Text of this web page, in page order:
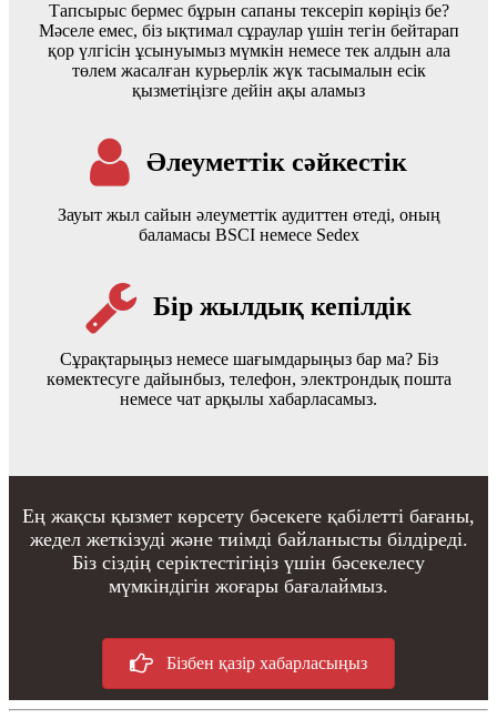
Тапсырыс бермес бұрын сапаны тексеріп көріңіз бе?
Мәселе емес, біз ықтимал сұраулар үшін тегін бейтарап
қор үлгісін ұсынуымыз мүмкін немесе тек алдын ала
төлем жасалған курьерлік жүк тасымалын есік
қызметіңізге дейін ақы аламыз
Әлеуметтік сәйкестік
Зауыт жыл сайын әлеуметтік аудиттен өтеді, оның
баламасы BSCI немесе Sedex
Бір жылдық кепілдік
Сұрақтарыңыз немесе шағымдарыңыз бар ма? Біз
көмектесуге дайынбыз, телефон, электрондық пошта
немесе чат арқылы хабарласамыз.
Ең жақсы қызмет көрсету бәсекеге қабілетті бағаны,
жедел жеткізуді және тиімді байланысты білдіреді.
Біз сіздің серіктестігіңіз үшін бәсекелесу
мүмкіндігін жоғары бағалаймыз.
Бізбен қазір хабарласыңыз